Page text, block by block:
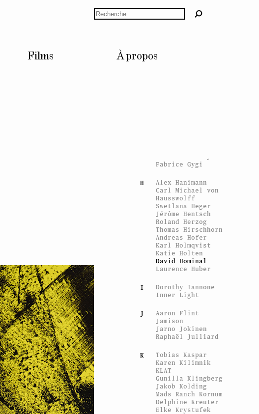
Films À propos
Stan Douglas
Anne Dressen
Giulia Essyad
Fabrice Gygi
H
Alex Hanimann
Carl Michael von
Hausswolff
Swetlana Heger
Jérôme Hentsch
Roland Herzog
Thomas Hirschhorn
Andreas Hofer
Karl Holmqvist
Katie Holten
David Hominal
Laurence Huber
I
Dorothy Iannone
Inner Light
J
Aaron Flint
Jamison
Jarno Jokinen
Raphaël Julliard
K
Tobias Kaspar
Karen Kilimnik
KLAT
Gunilla Klingberg
Jakob Kolding
Mads Ranch Kornum
Delphine Kreuter
Elke Krystufek
Rechercher